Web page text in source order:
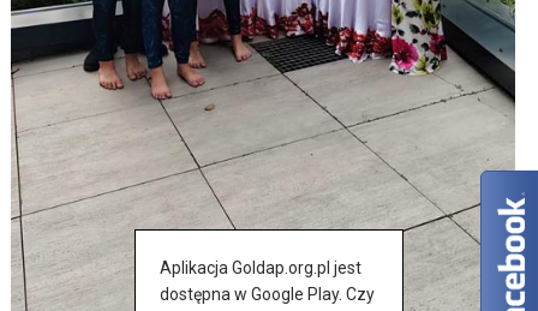
Aplikacja Goldap.org.pl jest
dostępna w Google Play. Czy